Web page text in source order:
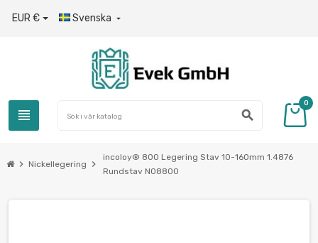
EUR € Svenska 
view_headline search
0
chevron_right Nickellegering chevron_right
incoloy® 800 Legering Stav 10-160mm 1.4876
Rundstav N08800